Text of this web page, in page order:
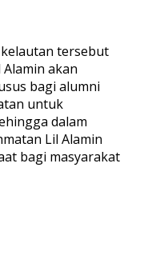
tersebut
akan
bagi alumni
untuk
dalam
Lil Alamin
bagi masyarakat